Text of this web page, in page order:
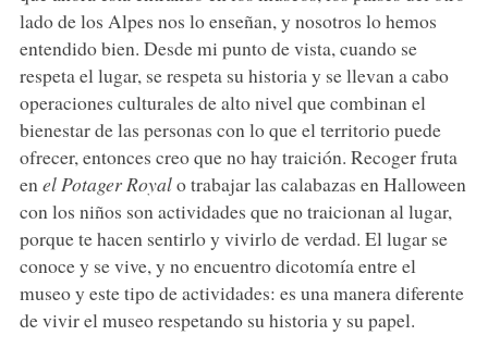
lado de los Alpes nos lo enseñan, y nosotros lo hemos
entendido bien. Desde mi punto de vista, cuando se
respeta el lugar, se respeta su historia y se llevan a cabo
operaciones culturales de alto nivel que combinan el
bienestar de las personas con lo que el territorio puede
ofrecer, entonces creo que no hay traición. Recoger fruta
enel Potager Royalo trabajar las calabazas en Halloween
con los niños son actividades que no traicionan al lugar,
porque te hacen sentirlo y vivirlo de verdad. El lugar se
conoce y se vive, y no encuentro dicotomía entre el
museo y este tipo de actividades: es una manera diferente
de vivir el museo respetando su historia y su papel.